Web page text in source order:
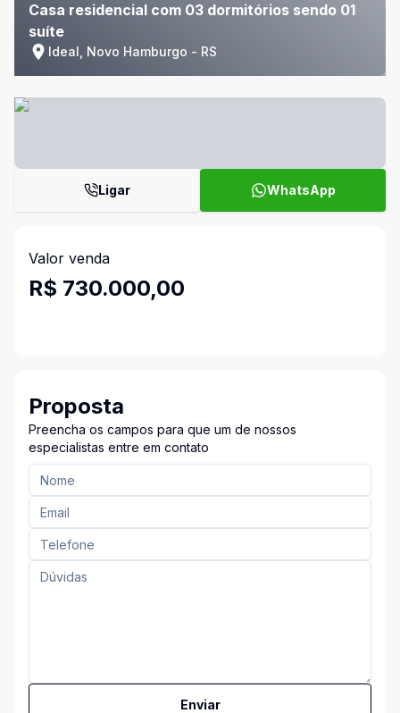
Casa residencial com 03 dormitórios sendo 01
suíte
Ideal, Novo Hamburgo - RS
Ligar WhatsApp
Valor venda
R$ 730.000,00
Proposta
Preencha os campos para que um de nossos
especialistas entre em contato
Enviar